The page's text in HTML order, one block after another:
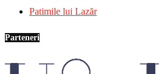
Patimile lui Lazăr
Parteneri